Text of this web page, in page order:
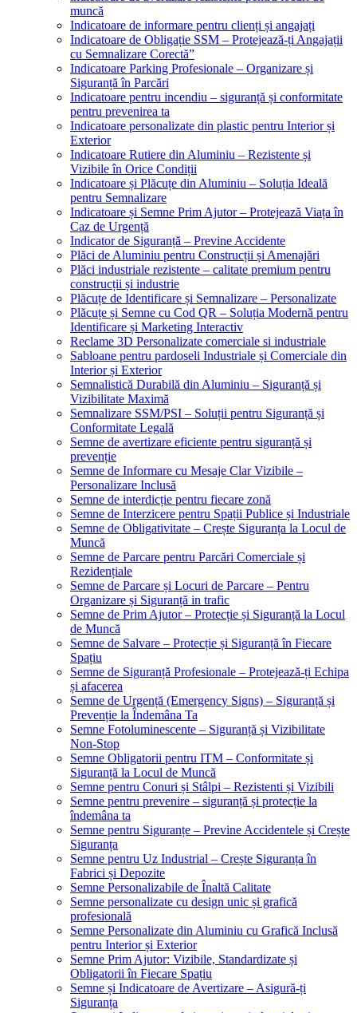
muncă
Indicatoare de informare pentru clienți și angajați
Indicatoare de Obligație SSM – Protejează-ți Angajații
cu Semnalizare Corectă”
Indicatoare Parking Profesionale – Organizare și
Siguranță în Parcări
Indicatoare pentru incendiu – siguranță și conformitate
pentru prevenirea ta
Indicatoare personalizate din plastic pentru Interior și
Exterior
Indicatoare Rutiere din Aluminiu – Rezistente și
Vizibile în Orice Condiții
Indicatoare și Plăcuțe din Aluminiu – Soluția Ideală
pentru Semnalizare
Indicatoare și Semne Prim Ajutor – Protejează Viața în
Caz de Urgență
Indicator de Siguranță – Previne Accidente
Plăci de Aluminiu pentru Construcții și Amenajări
Plăci industriale rezistente – calitate premium pentru
construcții și industrie
Plăcuțe de Identificare și Semnalizare – Personalizate
Plăcuțe și Semne cu Cod QR – Soluția Modernă pentru
Identificare și Marketing Interactiv
Reclame 3D Personalizate comerciale si industriale
Sabloane pentru pardoseli Industriale și Comerciale din
Interior și Exterior
Semnalistică Durabilă din Aluminiu – Siguranță și
Vizibilitate Maximă
Semnalizare SSM/PSI – Soluții pentru Siguranță și
Conformitate Legală
Semne de avertizare eficiente pentru siguranță și
prevenție
Semne de Informare cu Mesaje Clar Vizibile –
Personalizare Inclusă
Semne de interdicție pentru fiecare zonă
Semne de Interzicere pentru Spații Publice și Industriale
Semne de Obligativitate – Crește Siguranța la Locul de
Muncă
Semne de Parcare pentru Parcări Comerciale și
Rezidențiale
Semne de Parcare și Locuri de Parcare – Pentru
Organizare și Siguranță in trafic
Semne de Prim Ajutor – Protecție și Siguranță la Locul
de Muncă
Semne de Salvare – Protecție și Siguranță în Fiecare
Spațiu
Semne de Siguranță Profesionale – Protejează-ți Echipa
și afacerea
Semne de Urgență (Emergency Signs) – Siguranță și
Prevenție la Îndemâna Ta
Semne Fotoluminescente – Siguranță și Vizibilitate
Non-Stop
Semne Obligatorii pentru ITM – Conformitate și
Siguranță la Locul de Muncă
Semne pentru Conuri și Stâlpi – Rezistenti și Vizibili
Semne pentru prevenire – siguranță și protecție la
îndemâna ta
Semne pentru Siguranțe – Previne Accidentele și Crește
Siguranța
Semne pentru Uz Industrial – Crește Siguranța în
Fabrici și Depozite
Semne Personalizabile de Înaltă Calitate
Semne personalizate cu design unic și grafică
profesională
Semne Personalizate din Aluminiu cu Grafică Inclusă
pentru Interior și Exterior
Semne Prim Ajutor: Vizibile, Standardizate și
Obligatorii în Fiecare Spațiu
Semne și Indicatoare de Avertizare – Asigură-ți
Siguranța